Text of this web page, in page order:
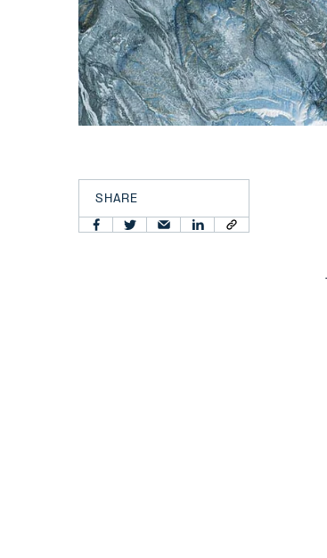
SHARE